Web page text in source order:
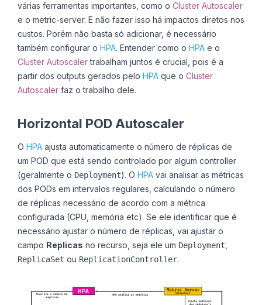
várias ferramentas importantes, como o Cluster Autoscaler
e o metric-server. E não fazer isso há impactos diretos nos
custos. Porém não basta só adicionar, é necessário
também configurar o HPA. Entender como o HPA e o
Cluster Autoscalertrabalham juntos é crucial, pois é a
partir dos outputs gerados pelo HPA que o Cluster
Autoscaler faz o trabalho dele.
Horizontal POD Autoscaler
O HPA ajusta automaticamente o número de réplicas de
um POD que está sendo controlado por algum controller
(geralmente o Deployment). O HPA vai analisar as métricas
dos PODs em intervalos regulares, calculando o número
de réplicas necessário de acordo com a métrica
configurada (CPU, memória etc). Se ele identificar que é
necessário ajustar o número de réplicas, vai ajustar o
campo Replicas no recurso, seja ele um Deployment
ReplicaSet ou ReplicationController.